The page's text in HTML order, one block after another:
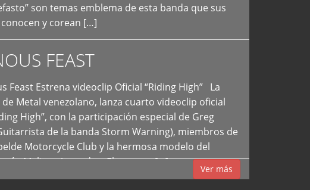
son temas emblema de esta banda que sus
y corean […]
FEAST
Feast Estrena videoclip Oficial “Riding High” La
Metal venezolano, lanza cuarto videoclip oficial
High”, con la participación especial de Greg
de la banda Storm Warning), miembros de
Motorcycle Club y la hermosa modelo del
Melissa Acevedo. El potente […]
Ver más